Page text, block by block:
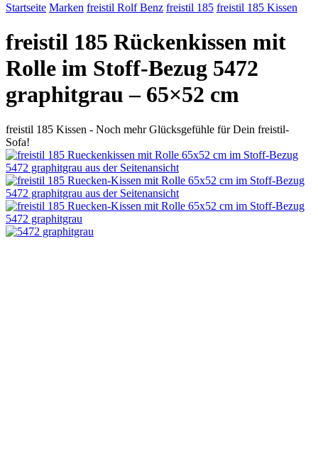
Startseite Marken freistil Rolf Benz freistil 185 freistil 185 Kissen
freistil 185 Rückenkissen mit
Rolle im Stoff-Bezug 5472
graphitgrau – 65×52 cm
freistil 185 Kissen - Noch mehr Glücksgefühle für Dein freistil-
Sofa!